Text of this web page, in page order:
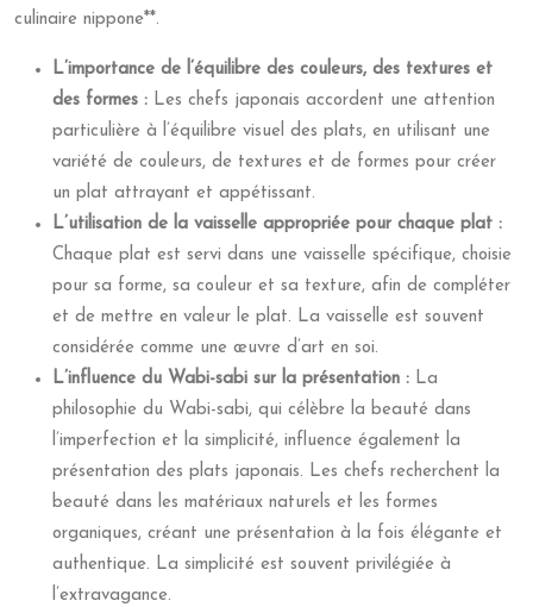
culinaire nippone**.
L’importance de l’équilibre des couleurs, des textures et
des formes : Les chefs japonais accordent une attention
particulière à l’équilibre visuel des plats, en utilisant une
variété de couleurs, de textures et de formes pour créer
un plat attrayant et appétissant.
L’utilisation de la vaisselle appropriée pour chaque plat :
Chaque plat est servi dans une vaisselle spécifique, choisie
pour sa forme, sa couleur et sa texture, afin de compléter
et de mettre en valeur le plat. La vaisselle est souvent
considérée comme une œuvre d’art en soi.
L’influence du Wabi-sabi sur la présentation : La
philosophie du Wabi-sabi, qui célèbre la beauté dans
l’imperfection et la simplicité, influence également la
présentation des plats japonais. Les chefs recherchent la
beauté dans les matériaux naturels et les formes
organiques, créant une présentation à la fois élégante et
authentique. La simplicité est souvent privilégiée à
l’extravagance.